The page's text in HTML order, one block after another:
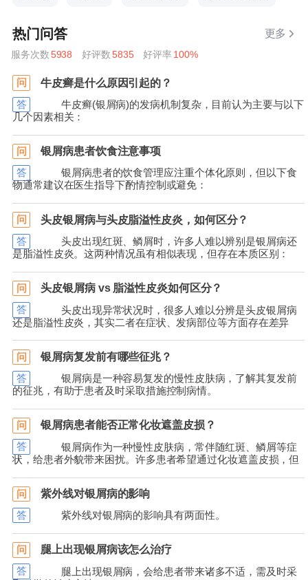
热门问答 更多
服务次数 5938 好评数 5835 好评率 100%
问 牛皮癣是什么原因引起的？
答
牛皮癣(银屑病)的发病机制复杂，目前认为主要与以下
几个因素相关：
问 银屑病患者饮食注意事项
答
银屑病患者的饮食管理应注重个体化原则，但以下食
物通常建议在医生指导下酌情控制或避免：
问 头皮银屑病与头皮脂溢性皮炎，如何区分？
答
头皮出现红斑、鳞屑时，许多人难以辨别是银屑病还
是脂溢性皮炎。这两种情况虽有相似表现，但存在本质区别：
问 头皮银屑病 vs 脂溢性皮炎如何区分？
答
头皮出现异常状况时，很多人难以分辨是头皮银屑病
还是脂溢性皮炎，其实二者在症状、发病部位等方面存在差异
问 银屑病复发前有哪些征兆？
答
银屑病是一种容易复发的慢性皮肤病，了解其复发前
的征兆，有助于患者及时采取措施控制病情。
问 银屑病患者能否正常化妆遮盖皮损？
答
银屑病作为一种慢性皮肤病，常伴随红斑、鳞屑等症
状，给患者外貌带来困扰。许多患者希望通过化妆遮盖皮损，但
问 紫外线对银屑病的影响
答 紫外线对银屑病的影响具有两面性。
问 腿上出现银屑病该怎么治疗
答
腿上出现银屑病，会给患者带来诸多不适，需及时采